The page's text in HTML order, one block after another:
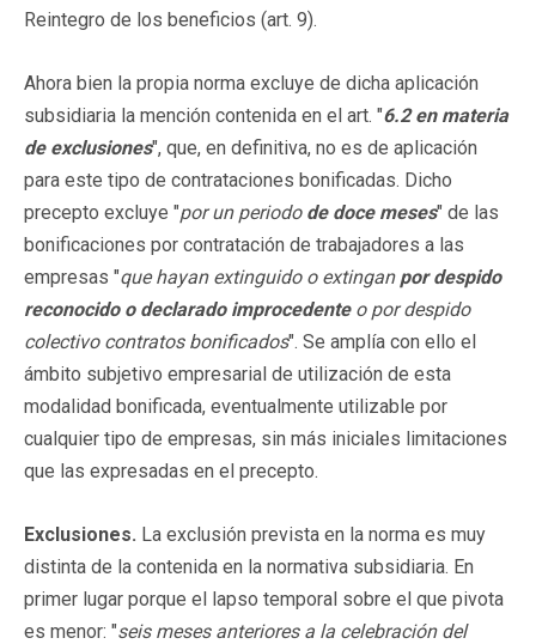
Reintegro de los beneficios (art. 9).
Ahora bien la propia norma excluye de dicha aplicación
subsidiaria la mención contenida en el art. "6.2 en materia
de exclusiones", que, en definitiva, no es de aplicación
para este tipo de contrataciones bonificadas. Dicho
precepto excluye "por un periodo de doce meses" de las
bonificaciones por contratación de trabajadores a las
empresas "que hayan extinguido o extingan por despido
reconocido o declarado improcedenteo por despido
colectivo contratos bonificados". Se amplía con ello el
ámbito subjetivo empresarial de utilización de esta
modalidad bonificada, eventualmente utilizable por
cualquier tipo de empresas, sin más iniciales limitaciones
que las expresadas en el precepto.
Exclusiones. La exclusión prevista en la norma es muy
distinta de la contenida en la normativa subsidiaria. En
primer lugar porque el lapso temporal sobre el que pivota
es menor: "seis meses anteriores a la celebración del